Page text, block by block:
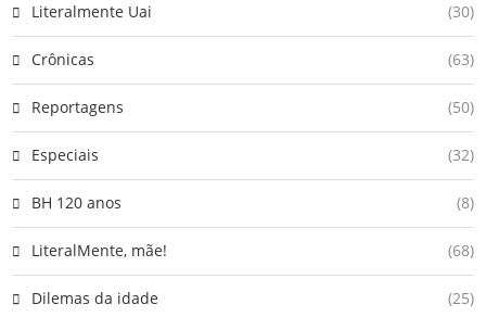
Literalmente Uai (30)
Crônicas (63)
Reportagens (50)
Especiais (32)
BH 120 anos (8)
LiteralMente, mãe! (68)
Dilemas da idade (25)